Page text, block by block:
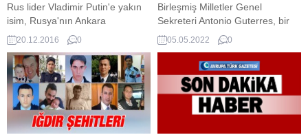
Rus lider Vladimir Putin'e yakın
isim, Rusya'nın Ankara
büyükelçisine yapılan suikastin
arkasında yüksek ihtimalle NATO
gizli servislerinin olduğunu iddia
etti.
20.12.2016 0
Birleşmiş Milletler Genel
Sekreteri Antonio Guterres, bir
Afrika ülkesinin BM Güvenlik
Konseyi'nde daimi temsilciliği
hak ettiğini dile getirdi....
05.05.2022 0